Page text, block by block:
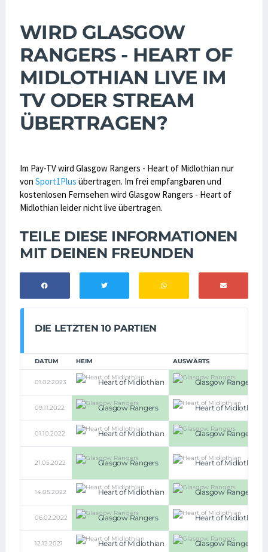
WIRD GLASGOW
RANGERS - HEART OF
MIDLOTHIAN LIVE IM
TV ODER STREAM
ÜBERTRAGEN?
Im Pay-TV wird Glasgow Rangers - Heart of Midlothian nur
von Sport1Plus übertragen. Im frei empfangbaren und
kostenlosen Fernsehen wird Glasgow Rangers - Heart of
Midlothian leider nicht live übertragen.
TEILE DIESE INFORMATIONEN
MIT DEINEN FREUNDEN
DIE LETZTEN 10 PARTIEN
DATUM HEIM AUSWÄRTS
01.02.2023 Heart of Midlothian Glasgow Rangers
09.11.2022 Glasgow Rangers Heart of Midlothian
01.10.2022 Heart of Midlothian Glasgow Rangers
21.05.2022 Glasgow Rangers Heart of Midlothian
14.05.2022 Heart of Midlothian Glasgow Rangers
06.02.2022 Glasgow Rangers Heart of Midlothian
12.12.2021 Heart of Midlothian Glasgow Rangers